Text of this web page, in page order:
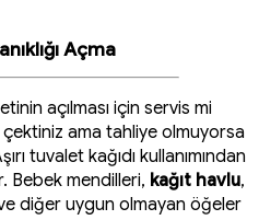
Açma
açılması için servis mi
ama tahliye olmuyorsa
tuvalet kağıdı kullanımından
Bebek mendilleri, kağıt havlu,
diğer uygun olmayan öğeler